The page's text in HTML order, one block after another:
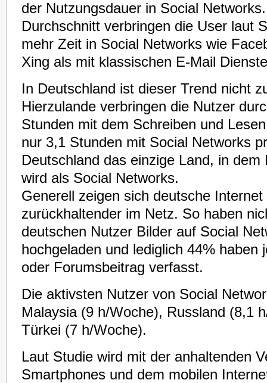
der Nutzungsdauer in Social
Durchschnitt verbringen die User laut
mehr Zeit in Social Networks wie
Xing als mit klassischen E-Mail
In Deutschland ist dieser Trend nicht
Hierzulande verbringen die Nutzer
Stunden mit dem Schreiben und
nur 3,1 Stunden mit Social Networks
Deutschland das einzige Land, in
wird als Social Networks.
Generell zeigen sich deutsche
zurückhaltender im Netz. So haben
deutschen Nutzer Bilder auf Social
hochgeladen und lediglich 44% haben
oder Forumsbeitrag verfasst.
Die aktivsten Nutzer von Social
Malaysia (9 h/Woche), Russland (8,1
Türkei (7 h/Woche).
Laut Studie wird mit der anhaltenden
Smartphones und dem mobilen